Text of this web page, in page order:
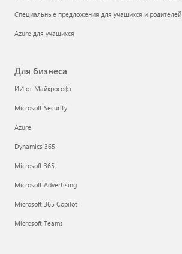
Специальные предложения для учащихся и родителей
Azure для учащихся
Для бизнеса
ИИ от Майкрософт
Microsoft Security
Azure
Dynamics 365
Microsoft 365
Microsoft Advertising
Microsoft 365 Copilot
Microsoft Teams